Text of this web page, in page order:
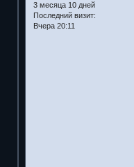
3 месяца 10 дней
Последний визит:
Вчера 20:11